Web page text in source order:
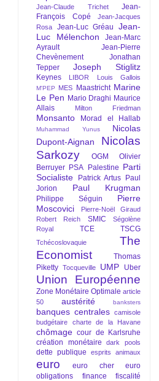
Jean-Claude Trichet
Jean-
François Copé
Jean-Jacques
Rosa
Jean-Luc Gréau
Jean-
Luc Mélenchon
Jean-Marc
Ayrault
Jean-Pierre
Chevènement
Jonathan
Tepper
Joseph Stiglitz
Keynes LIBOR Louis Gallois
M'PEP MES Maastricht Marine
Le Pen Mario Draghi Maurice
Allais
Milton Friedman
Monsanto Morad el Hallab
Muhammad Yunus
Nicolas
Dupont-Aignan
Nicolas
Sarkozy
OGM
Olivier
Berruyer PSA Palestine Parti
Socialiste
Patrick Artus
Paul
Jorion
Paul Krugman
Philippe Séguin
Pierre
Moscovici
Pierre-Noël Giraud
Robert Reich
SMIC
Ségolène
Royal
TCE TSCG
Tchécoslovaquie
The
Economist
Thomas
Piketty Tocqueville UMP Uber
Union Européenne
Zone Monétaire Optimale article
50
austérité banksters
banques centrales camisole
budgétaire
charte de la Havane
chômage cour de Karlsruhe
création monétaire
dark pools
dette publique esprits animaux
euro euro cher
euro
obligations
finance fiscalité